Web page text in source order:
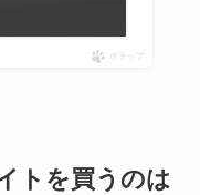
ポチップ
トを買うのは